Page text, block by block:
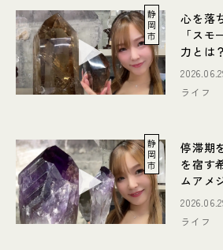
静
岡
市
心を落
「ス
力とは？
ライフ
静
岡
市
停滞期
を宿す
ムアメ
ライフ